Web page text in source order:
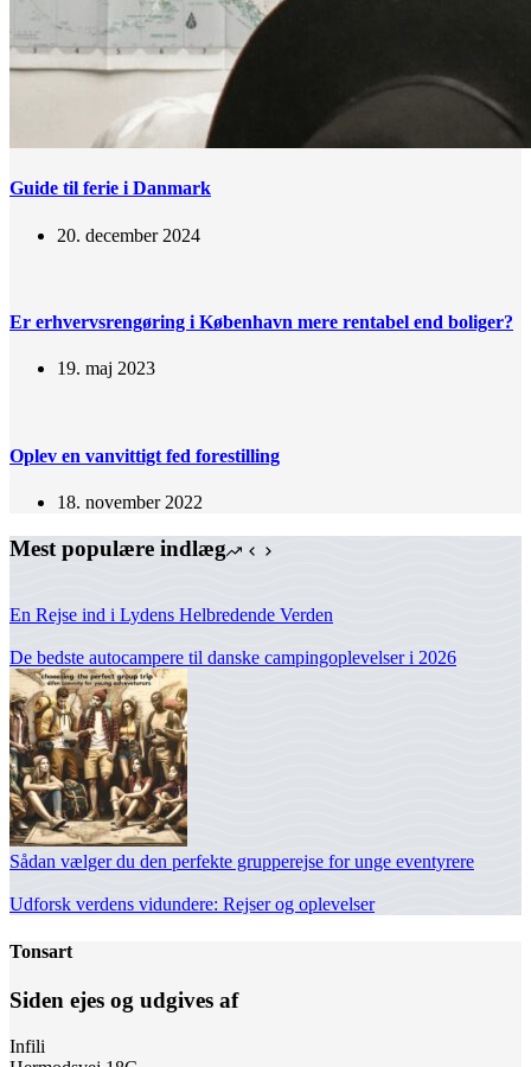
Guide til ferie i Danmark
20. december 2024
Er erhvervsrengøring i København mere rentabel end boliger?
19. maj 2023
Oplev en vanvittigt fed forestilling
18. november 2022
Mest populære indlæg
En Rejse ind i Lydens Helbredende Verden
De bedste autocampere til danske campingoplevelser i 2026
Sådan vælger du den perfekte grupperejse for unge eventyrere
Udforsk verdens vidundere: Rejser og oplevelser
Tonsart
Siden ejes og udgives af
Infili